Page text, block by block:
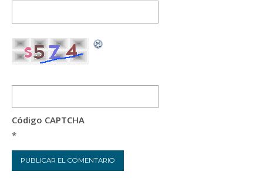
Código CAPTCHA
*